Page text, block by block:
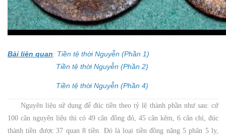
Bài liên quan: Tiền tệ thời Nguyễn (Phần 1)
Tiền tệ thời Nguyễn (Phần 2)
Tiền tệ thời Nguyễn (Phần 4)
Nguyên liệu sử dụng để đúc tiền theo tỷ lệ thành phần như sau: cứ
100 cân nguyên liệu thì có 49 cân đồng đỏ, 45 cân kẽm, 6 cân chì, đúc
thành tiền được 37 quan 8 tiền. Đó là loại tiền đồng nặng 5 phân 5 ly,